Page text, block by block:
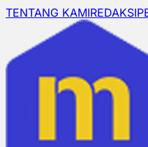
TENTANG KAMIREDAKSI